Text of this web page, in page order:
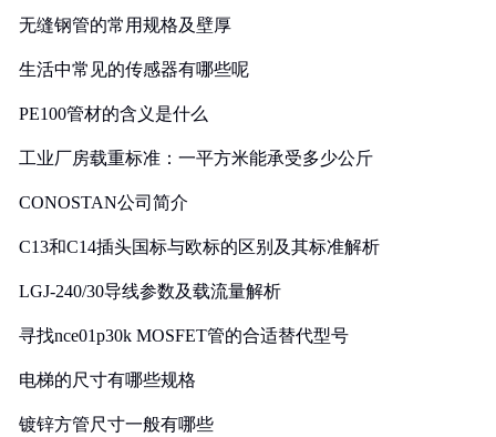
无缝钢管的常用规格及壁厚
生活中常见的传感器有哪些呢
PE100管材的含义是什么
工业厂房载重标准：一平方米能承受多少公斤
CONOSTAN公司简介
C13和C14插头国标与欧标的区别及其标准解析
LGJ-240/30导线参数及载流量解析
寻找nce01p30k MOSFET管的合适替代型号
电梯的尺寸有哪些规格
镀锌方管尺寸一般有哪些